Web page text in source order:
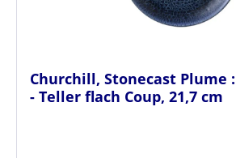
Churchill, Stonecast Plume
- Teller flach Coup, 21,7 cm